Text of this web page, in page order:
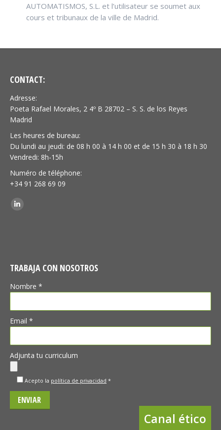
AUTOMATISMOS, S.L. et l’utilisateur se soumet aux
cours et tribunaux de la ville de Madrid.
CONTACT:
Adresse:
Poeta Rafael Morales, 2 4º B 28702 – S. S. de los Reyes
Madrid
Les heures de bureau:
Du lundi au jeudi: de 08 h 00 à 14 h 00 et de 15 h 30 à 18 h 30
Vendredi: 8h-15h
Numéro de téléphone:
+34 91 268 69 09
Trouvez nous sur :
LinkedIn
TRABAJA CON NOSOTROS
Nombre *
Email *
Adjunta tu curriculum
Acepto la política de privacidad *
Canal ético